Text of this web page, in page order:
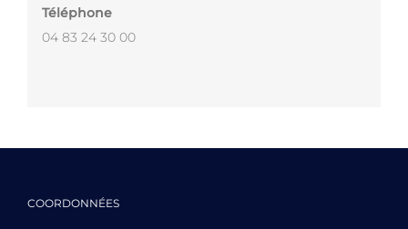
Téléphone
04 83 24 30 00
COORDONNÉES